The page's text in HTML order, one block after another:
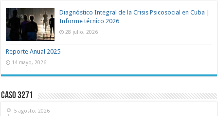
Diagnóstico Integral de la Crisis Psicosocial en Cuba |
Informe técnico 2026
28 julio, 2026
Reporte Anual 2025
14 mayo, 2026
Caso 3271
5 agosto, 2026